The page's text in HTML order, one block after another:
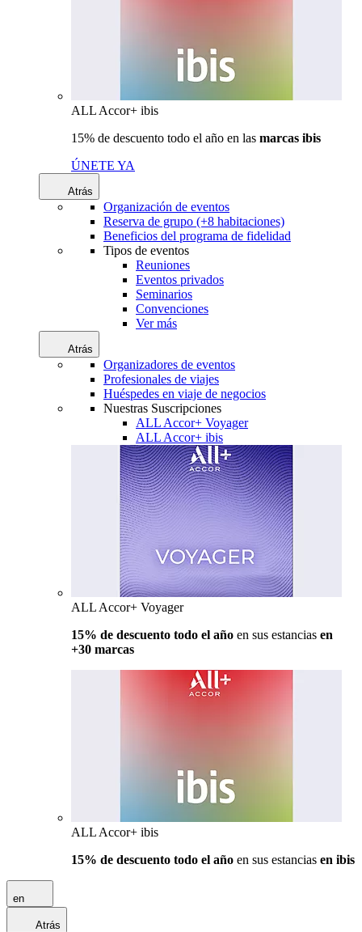
ALL Accor+ ibis
15% de descuento todo el año en las marcas ibis
ÚNETE YA
Atrás
Organización de eventos
Reserva de grupo (+8 habitaciones)
Beneficios del programa de fidelidad
Tipos de eventos
Reuniones
Eventos privados
Seminarios
Convenciones
Ver más
Atrás
Organizadores de eventos
Profesionales de viajes
Huéspedes en viaje de negocios
Nuestras Suscripciones
ALL Accor+ Voyager
ALL Accor+ ibis
ALL Accor+ Voyager
15% de descuento todo el año en sus estancias en
+30 marcas
ALL Accor+ ibis
15% de descuento todo el año en sus estancias en ibis
en
Atrás